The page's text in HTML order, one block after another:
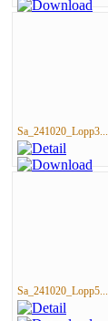
Sa_241020_Lopp3...
Sa_241020_Lopp5...